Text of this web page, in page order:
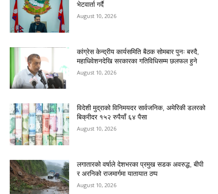
भेटवार्ता गर्दै
August 10, 2026
कांग्रेस केन्द्रीय कार्यसमिति बैठक सोमबार पुनः बस्दै,
महाधिवेशनदेखि सरकारका गतिविधिसम्म छलफल हुने
August 10, 2026
विदेशी मुद्राको विनिमयदर सार्वजनिक, अमेरिकी डलरको
बिक्रीदर १५२ रुपैयाँ ६४ पैसा
August 10, 2026
लगातारको वर्षाले देशभरका प्रमुख सडक अवरुद्ध, बीपी
र अरनिको राजमार्गमा यातायात ठप्प
August 10, 2026